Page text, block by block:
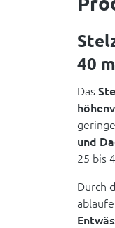
40
Das
und
25 bis
Durch